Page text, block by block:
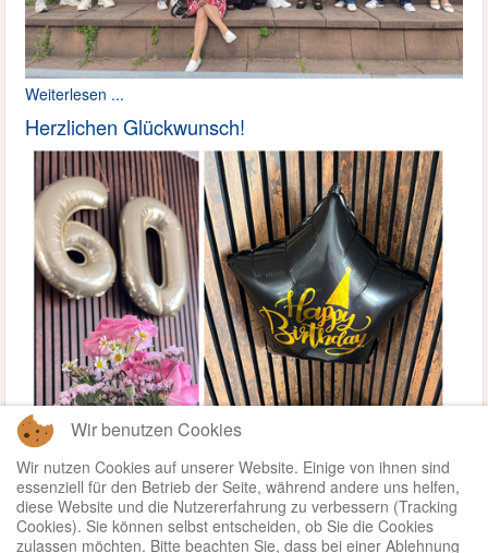
Weiterlesen ...
Herzlichen Glückwunsch!
Wir benutzen Cookies
Wir nutzen Cookies auf unserer Website. Einige von ihnen sind
essenziell für den Betrieb der Seite, während andere uns helfen,
diese Website und die Nutzererfahrung zu verbessern (Tracking
Cookies). Sie können selbst entscheiden, ob Sie die Cookies
zulassen möchten. Bitte beachten Sie, dass bei einer Ablehnung